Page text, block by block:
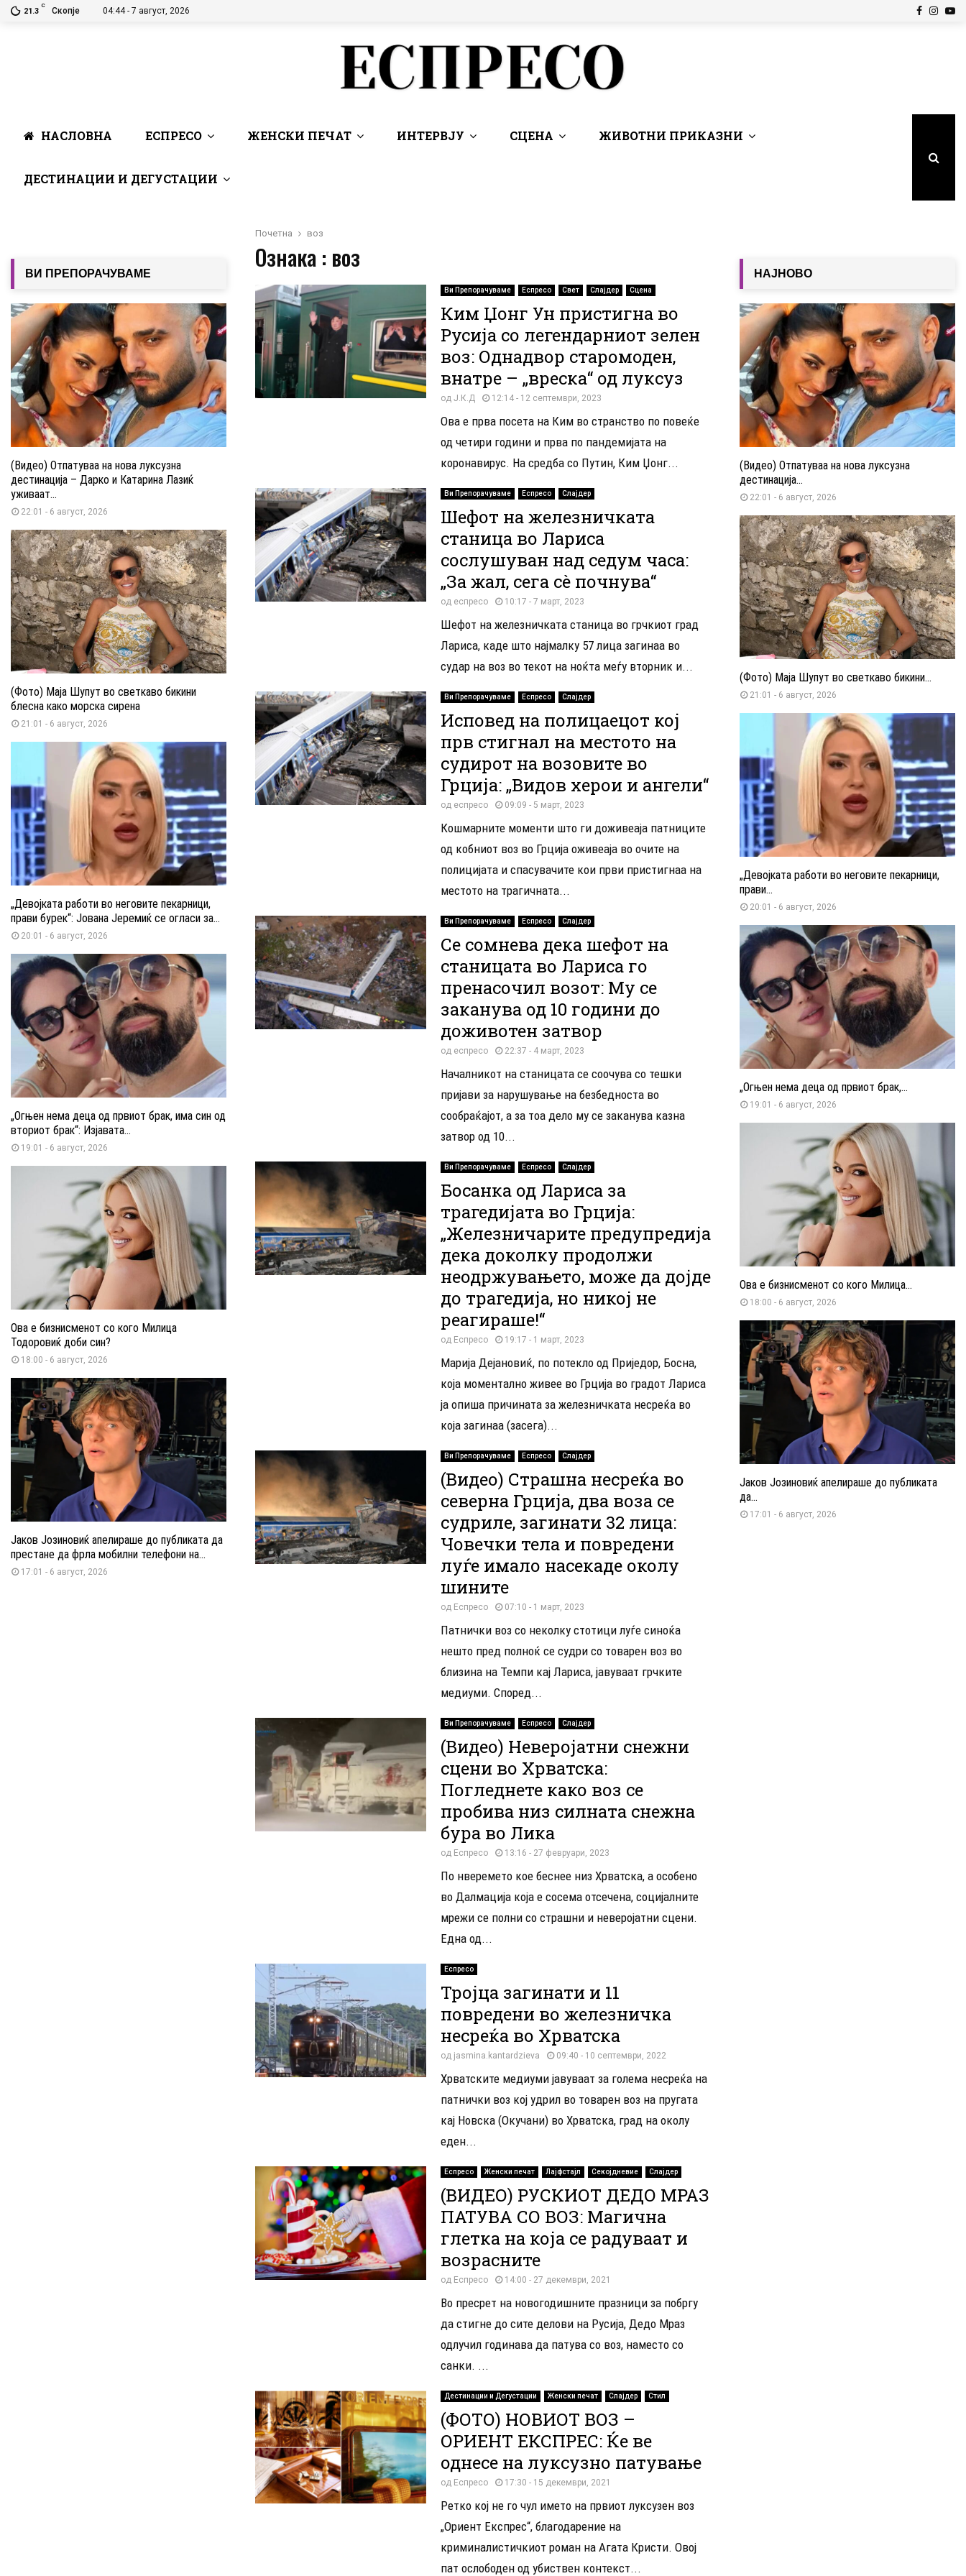
21.3
C
Скопје 04:44 - 7 август, 2026 Facebook
НАСЛОВНА ЕСПРЕСО ЖЕНСКИ ПЕЧАТ ИНТЕРВЈУ СЦЕНА ЖИВОТНИ ПРИКАЗНИ
ДЕСТИНАЦИИ И ДЕГУСТАЦИИ
Почетна воз
Ознака : воз
Ви Препорачуваме Еспресо Свет Слајдер Сцена
Ким Џонг Ун пристигна во
Русија со легендарниот зелен
воз: Однадвор старомоден,
внатре – „вреска“ од луксуз
од Ј.К.Д 12:14 - 12 септември, 2023
Ова е прва посета на Ким во странство по повеќе
од четири години и прва по пандемијата на
коронавирус. На средба со Путин, Ким Џонг...
Ви Препорачуваме Еспресо Слајдер
Шефот на железничката
станица во Лариса
сослушуван над седум часа:
„За жал, сега сè почнува“
од еспресо 10:17 - 7 март, 2023
Шефот на железничката станица во грчкиот град
Лариса, каде што најмалку 57 лица загинаа во
судар на воз во текот на ноќта меѓу вторник и...
Ви Препорачуваме Еспресо Слајдер
Исповед на полицаецот кој
прв стигнал на местото на
судирот на возовите во
Грција: „Видов херои и ангели“
од еспресо 09:09 - 5 март, 2023
Кошмарните моменти што ги доживеаја патниците
од кобниот воз во Грција оживеаја во очите на
полицијата и спасувачите кои први пристигнаа на
местото на трагичната...
Ви Препорачуваме Еспресо Слајдер
Се сомнева дека шефот на
станицата во Лариса го
пренасочил возот: Му се
заканува од 10 години до
доживотен затвор
од еспресо 22:37 - 4 март, 2023
Началникот на станицата се соочува со тешки
пријави за нарушување на безбедноста во
сообраќајот, а за тоа дело му се заканува казна
затвор од 10...
Ви Препорачуваме Еспресо Слајдер
Босанка од Лариса за
трагедијата во Грција:
„Железничарите предупредија
дека доколку продолжи
неодржувањето, може да дојде
до трагедија, но никој не
реагираше!“
од Еспресо 19:17 - 1 март, 2023
Марија Дејановиќ, по потекло од Приједор, Босна,
која моментално живее во Грција во градот Лариса
ја опиша причината за железничката несреќа во
која загинаа (засега)...
Ви Препорачуваме Еспресо Слајдер
(Видео) Страшна несреќа во
северна Грција, два воза се
судриле, загинати 32 лица:
Човечки тела и повредени
луѓе имало насекаде околу
шините
од Еспресо 07:10 - 1 март, 2023
Патнички воз со неколку стотици луѓе синоќа
нешто пред полноќ се судри со товарен воз во
близина на Темпи кај Лариса, јавуваат грчките
медиуми. Според...
Ви Препорачуваме Еспресо Слајдер
(Видео) Неверојатни снежни
сцени во Хрватска:
Погледнете како воз се
пробива низ силната снежна
бура во Лика
од Еспресо 13:16 - 27 февруари, 2023
По нверемето кое беснее низ Хрватска, а особено
во Далмација која е сосема отсечена, социјалните
мрежи се полни со страшни и неверојатни сцени.
Една од...
Еспресо
Тројца загинати и 11
повредени во железничка
несреќа во Хрватска
од jasmina.kantardzieva 09:40 - 10 септември, 2022
Хрватските медиуми јавуваат за голема несреќа на
патнички воз кој удрил во товарен воз на пругата
кај Новска (Окучани) во Хрватска, град на околу
еден...
Еспресо Женски печат Лајфстајл Секојдневие Слајдер
(ВИДЕО) РУСКИОТ ДЕДО МРАЗ
ПАТУВА СО ВОЗ: Магична
глетка на која се радуваат и
возрасните
од Еспресо 14:00 - 27 декември, 2021
Во пресрет на новогодишните празници за побргу
да стигне до сите делови на Русија, Дедо Мраз
одлучил годинава да патува со воз, наместо со
санки. ...
Дестинации и Дегустации Женски печат Слајдер Стил
(ФОТО) НОВИОТ ВОЗ –
ОРИЕНТ ЕКСПРЕС: Ќе ве
однесе на луксузно патување
од Еспресо 17:30 - 15 декември, 2021
Ретко кој не го чул името на првиот луксузен воз
„Ориент Експрес“, благодарение на
криминалистичкиот роман на Агата Кристи. Овој
пат ослободен од убиствен контекст...
ВИ ПРЕПОРАЧУВАМЕ
(Видео) Отпатуваа на нова луксузна
дестинација – Дарко и Катарина Лазиќ
уживаат...
22:01 - 6 август, 2026
(Фото) Маја Шупут во светкаво бикини
блесна како морска сирена
21:01 - 6 август, 2026
„Девојката работи во неговите пекарници,
прави бурек“: Јована Јеремиќ се огласи за...
20:01 - 6 август, 2026
„Огњен нема деца од првиот брак, има син од
вториот брак“: Изјавата...
19:01 - 6 август, 2026
Ова е бизнисменот со кого Милица
Тодоровиќ доби син?
18:00 - 6 август, 2026
Јаков Јозиновиќ апелираше до публиката да
престане да фрла мобилни телефони на...
17:01 - 6 август, 2026
НАЈНОВО
(Видео) Отпатуваа на нова луксузна
дестинација...
22:01 - 6 август, 2026
(Фото) Маја Шупут во светкаво бикини...
21:01 - 6 август, 2026
„Девојката работи во неговите пекарници,
прави...
20:01 - 6 август, 2026
„Огњен нема деца од првиот брак,...
19:01 - 6 август, 2026
Ова е бизнисменот со кого Милица...
18:00 - 6 август, 2026
Јаков Јозиновиќ апелираше до публиката
да...
17:01 - 6 август, 2026